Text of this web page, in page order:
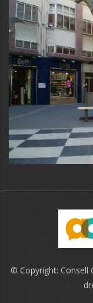
© Copyright: Consell